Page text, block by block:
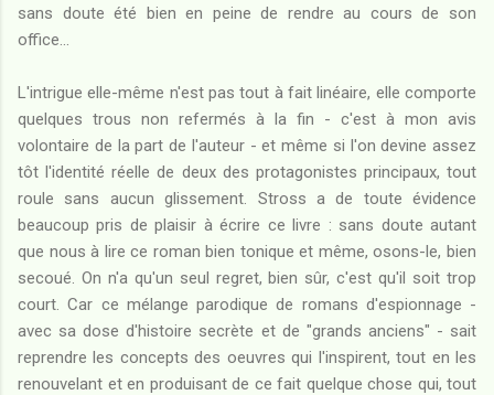
sans doute été bien en peine de rendre au cours de son
office...
L'intrigue elle-même n'est pas tout à fait linéaire, elle comporte
quelques trous non refermés à la fin - c'est à mon avis
volontaire de la part de l'auteur - et même si l'on devine assez
tôt l'identité réelle de deux des protagonistes principaux, tout
roule sans aucun glissement. Stross a de toute évidence
beaucoup pris de plaisir à écrire ce livre : sans doute autant
que nous à lire ce roman bien tonique et même, osons-le, bien
secoué. On n'a qu'un seul regret, bien sûr, c'est qu'il soit trop
court. Car ce mélange parodique de romans d'espionnage -
avec sa dose d'histoire secrète et de "grands anciens" - sait
reprendre les concepts des oeuvres qui l'inspirent, tout en les
renouvelant et en produisant de ce fait quelque chose qui, tout